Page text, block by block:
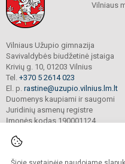
Vilniaus
Vilniaus Užupio gimnazija
Savivaldybės biudžetinė įstaiga
Krivių g. 10, 01203 Vilnius
Tel. +370 5 2614 023
El. p. rastine@uzupio.vilnius.lm.lt
Duomenys kaupiami ir saugomi
Juridinių asmenų registre
Įmonės kodas 190001124